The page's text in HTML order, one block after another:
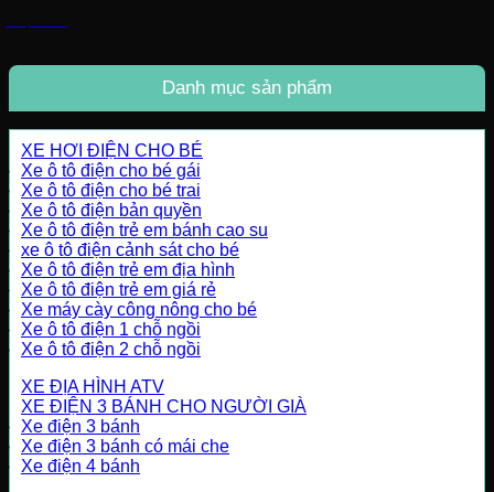
Danh mục sản phẩm
XE HƠI ĐIỆN CHO BÉ
Xe ô tô điện cho bé gái
Xe ô tô điện cho bé trai
Xe ô tô điện bản quyền
Xe ô tô điện trẻ em bánh cao su
xe ô tô điện cảnh sát cho bé
Xe ô tô điện trẻ em địa hình
Xe ô tô điện trẻ em giá rẻ
Xe máy cày công nông cho bé
Xe ô tô điện 1 chỗ ngồi
Xe ô tô điện 2 chỗ ngồi
XE ĐỊA HÌNH ATV
XE ĐIỆN 3 BÁNH CHO NGƯỜI GIÀ
Xe điện 3 bánh
Xe điện 3 bánh có mái che
Xe điện 4 bánh